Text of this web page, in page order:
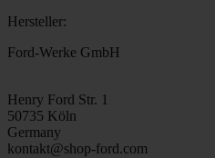
Hersteller:
Ford-Werke GmbH
Henry Ford Str. 1
50735 Köln
Germany
kontakt@shop-ford.com